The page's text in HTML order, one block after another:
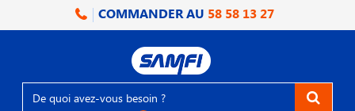
COMMANDER AU 58 58 13 27